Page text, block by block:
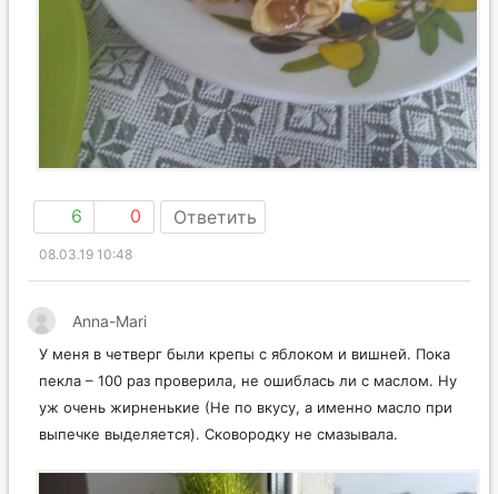
6 0 Ответить
08.03.19 10:48
Anna-Mari
У меня в четверг были крепы с яблоком и вишней. Пока
пекла – 100 раз проверила, не ошиблась ли с маслом. Ну
уж очень жирненькие (Не по вкусу, а именно масло при
выпечке выделяется). Сковородку не смазывала.